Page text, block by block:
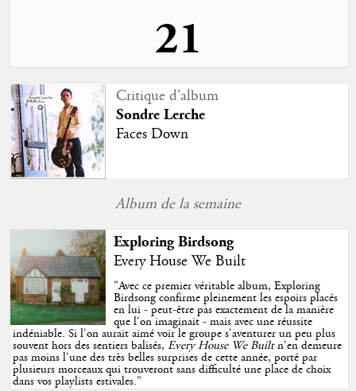
21
Sortie d'album
Sondre Lerche
Acrobats
Studio
Critique d'album
Sondre Lerche
Faces Down
Album de la semaine
Exploring Birdsong
Every House We Built
"Avec ce premier véritable album, Exploring
Birdsong confirme pleinement les espoirs placés
en lui - peut-être pas exactement de la manière
que l'on imaginait - mais avec une réussite
indéniable. Si l'on aurait aimé voir le groupe s'aventurer un peu plus
souvent hors des sentiers balisés,Every House We Builtn'en demeure
pas moins l'une des très belles surprises de cette année, porté par
plusieurs morceaux qui trouveront sans difficulté une place de choix
dans vos playlists estivales."